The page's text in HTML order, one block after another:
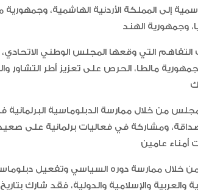
رسمية إلى المملكة الأردنية الهاشمية،
التي وقعها المجلس الوطني
مالطا، الحرص على تعزيز أطر التشاور
ومشاركة في فعاليات برلمانية على صعيد
ممارسة دوره السياسي وتفعيل